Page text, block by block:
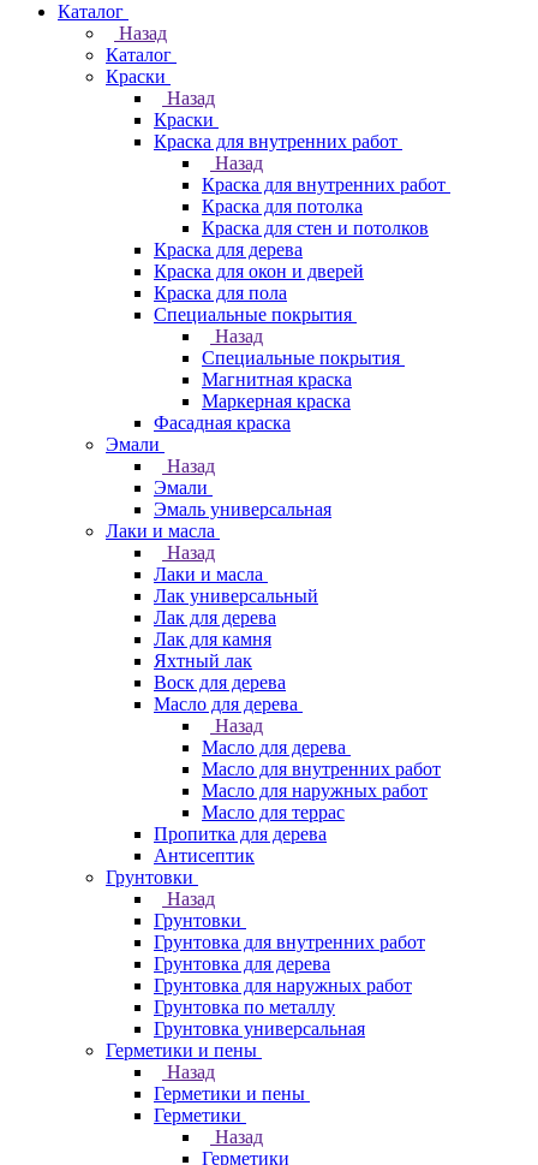
Каталог
Назад
Каталог
Краски
Назад
Краски
Краска для внутренних работ
Назад
Краска для внутренних работ
Краска для потолка
Краска для стен и потолков
Краска для дерева
Краска для окон и дверей
Краска для пола
Специальные покрытия
Назад
Специальные покрытия
Магнитная краска
Маркерная краска
Фасадная краска
Эмали
Назад
Эмали
Эмаль универсальная
Лаки и масла
Назад
Лаки и масла
Лак универсальный
Лак для дерева
Лак для камня
Яхтный лак
Воск для дерева
Масло для дерева
Назад
Масло для дерева
Масло для внутренних работ
Масло для наружных работ
Масло для террас
Пропитка для дерева
Антисептик
Грунтовки
Назад
Грунтовки
Грунтовка для внутренних работ
Грунтовка для дерева
Грунтовка для наружных работ
Грунтовка по металлу
Грунтовка универсальная
Герметики и пены
Назад
Герметики и пены
Герметики
Назад
Герметики